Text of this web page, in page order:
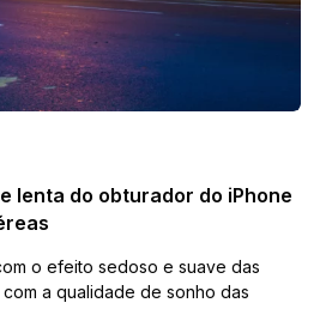
lenta do obturador do iPhone
o efeito sedoso e suave das
a qualidade de sonho das